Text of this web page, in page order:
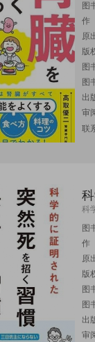
图
作
原
版
图
图
出
审
联
科
图
作
原
版
图
图
出
审